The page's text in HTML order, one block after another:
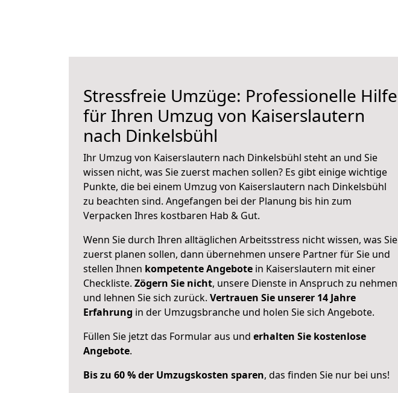
Stressfreie Umzüge: Professionelle Hilfe
für Ihren Umzug von Kaiserslautern
nach Dinkelsbühl
Ihr Umzug von Kaiserslautern nach Dinkelsbühl steht an und Sie
wissen nicht, was Sie zuerst machen sollen? Es gibt einige wichtige
Punkte, die bei einem Umzug von Kaiserslautern nach Dinkelsbühl
zu beachten sind. Angefangen bei der Planung bis hin zum
Verpacken Ihres kostbaren Hab & Gut.
Wenn Sie durch Ihren alltäglichen Arbeitsstress nicht wissen, was Sie
zuerst planen sollen, dann übernehmen unsere Partner für Sie und
stellen Ihnen kompetente Angebote in Kaiserslautern mit einer
Checkliste. Zögern Sie nicht, unsere Dienste in Anspruch zu nehmen
und lehnen Sie sich zurück. Vertrauen Sie unserer 14 Jahre
Erfahrung in der Umzugsbranche und holen Sie sich Angebote.
Füllen Sie jetzt das Formular aus und erhalten Sie kostenlose
Angebote.
Bis zu 60 % der Umzugskosten sparen, das finden Sie nur bei uns!